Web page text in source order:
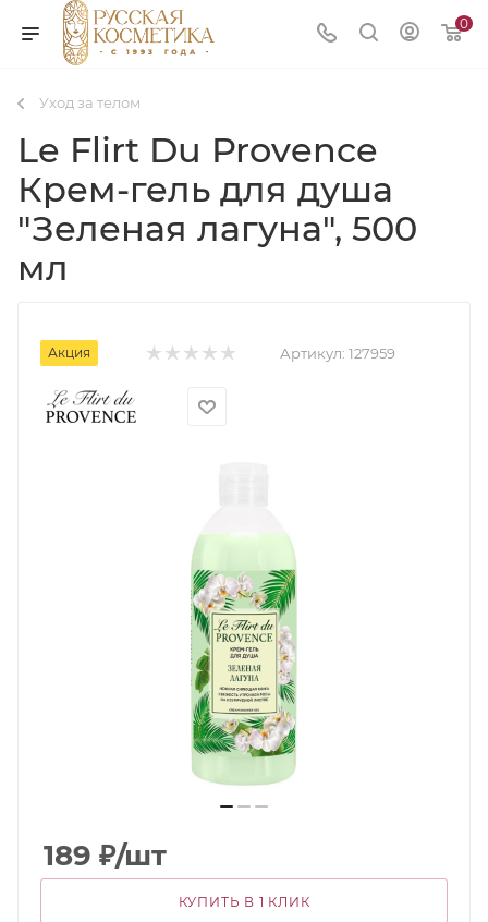
0
Уход за телом
Le Flirt Du Provence
Крем-гель для душа
"Зеленая лагуна", 500
мл
Акция Артикул: 127959
189 ₽/шт
КУПИТЬ В 1 КЛИК